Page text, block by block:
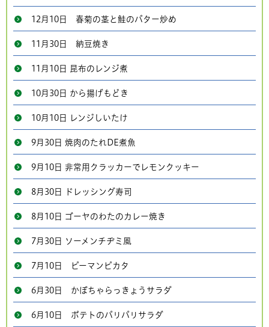
12月10日 春菊の茎と鮭のバター炒め
11月30日 納豆焼き
11月10日 昆布のレンジ煮
10月30日 から揚げもどき
10月10日 レンジしいたけ
9月30日 焼肉のたれDE煮魚
9月10日 非常用クラッカーでレモンクッキー
8月30日 ドレッシング寿司
8月10日 ゴーヤのわたのカレー焼き
7月30日 ソーメンチヂミ風
7月10日 ピーマンピカタ
6月30日 かぼちゃらっきょうサラダ
6月10日 ポテトのパリパリサラダ